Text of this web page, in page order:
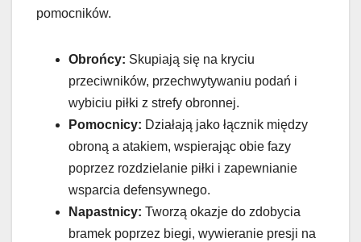
pomocników.
Obrońcy: Skupiają się na kryciu
przeciwników, przechwytywaniu podań i
wybiciu piłki z strefy obronnej.
Pomocnicy: Działają jako łącznik między
obroną a atakiem, wspierając obie fazy
poprzez rozdzielanie piłki i zapewnianie
wsparcia defensywnego.
Napastnicy: Tworzą okazje do zdobycia
bramek poprzez biegi, wywieranie presji na